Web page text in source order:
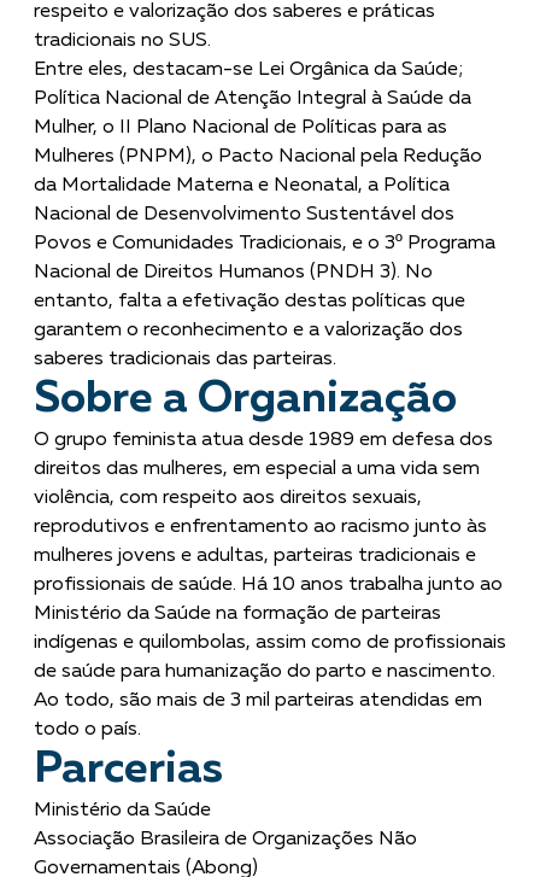
respeito e valorização dos saberes e práticas
tradicionais no SUS.
Entre eles, destacam-se Lei Orgânica da Saúde;
Política Nacional de Atenção Integral à Saúde da
Mulher, o II Plano Nacional de Políticas para as
Mulheres (PNPM), o Pacto Nacional pela Redução
da Mortalidade Materna e Neonatal, a Política
Nacional de Desenvolvimento Sustentável dos
Povos e Comunidades Tradicionais, e o 3º Programa
Nacional de Direitos Humanos (PNDH 3). No
entanto, falta a efetivação destas políticas que
garantem o reconhecimento e a valorização dos
saberes tradicionais das parteiras.
Sobre a Organização
O grupo feminista atua desde 1989 em defesa dos
direitos das mulheres, em especial a uma vida sem
violência, com respeito aos direitos sexuais,
reprodutivos e enfrentamento ao racismo junto às
mulheres jovens e adultas, parteiras tradicionais e
profissionais de saúde. Há 10 anos trabalha junto ao
Ministério da Saúde na formação de parteiras
indígenas e quilombolas, assim como de profissionais
de saúde para humanização do parto e nascimento.
Ao todo, são mais de 3 mil parteiras atendidas em
todo o país.
Parcerias
Ministério da Saúde
Associação Brasileira de Organizações Não
Governamentais (Abong)